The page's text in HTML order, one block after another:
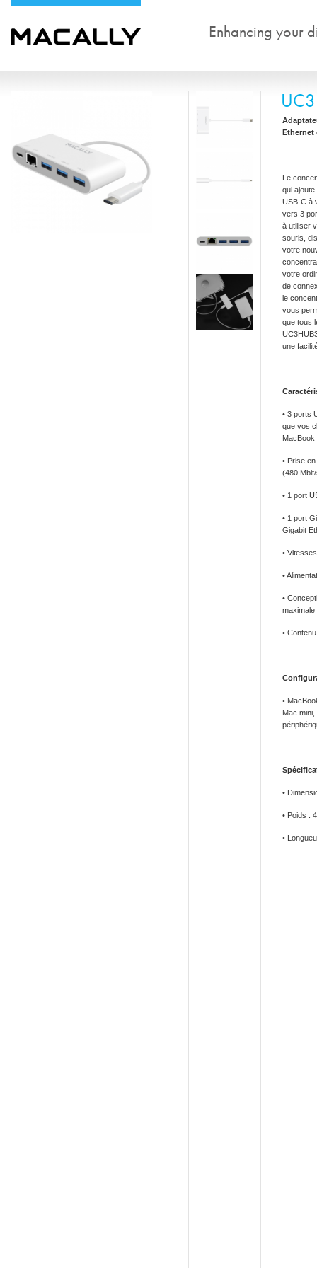
Enhancing your
Ethernet
Le
qui
USB-C à
vers 3
à utiliser
souris,
votre
votre
de
le
vous
que tous
une
• 3 ports
que vos
MacBook
• Prise
(480
• 1 port
• 1 port
Gigabit
•
•
•
maximale
•
•
Mac
•
• Poids :
•